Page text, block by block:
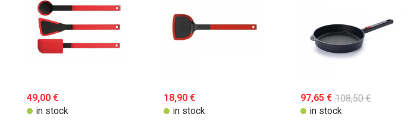
49,00 €
in stock
18,90 €
in stock
97,65 € 108,50 €
in stock